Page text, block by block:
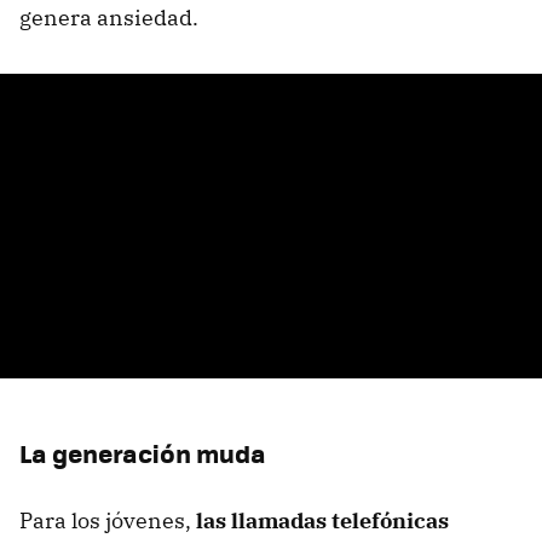
genera ansiedad.
La generación muda
Para los jóvenes, las llamadas telefónicas